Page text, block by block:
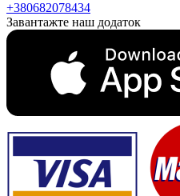
+380682078434
Завантажте наш додаток